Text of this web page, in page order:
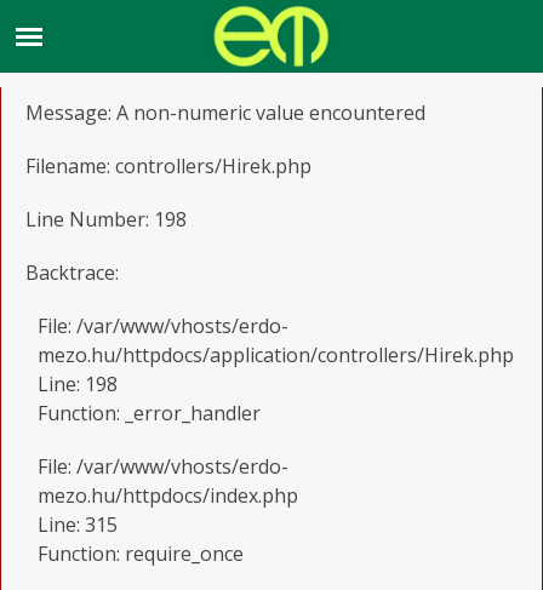
A PHP Error was encountered
Message: A non-numeric value encountered
Filename: controllers/Hirek.php
Line Number: 198
Backtrace:
File: /var/www/vhosts/erdo-
mezo.hu/httpdocs/application/controllers/Hirek.php
Line: 198
Function: _error_handler
File: /var/www/vhosts/erdo-
mezo.hu/httpdocs/index.php
Line: 315
Function: require_once